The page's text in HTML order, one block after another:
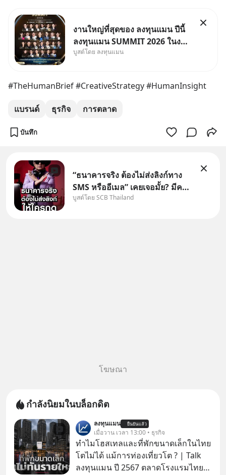
งานใหญ่ที่สุดของ ลงทุนแมน ปีนี้
ลงทุนแมน SUMMIT 2026 ในงาน
นี้จะมีเจ้าของธุรกิจ Dr.PONG,
MizuMi, KARMART, อิชิตัน มา
บูสต์โดย ลงทุนแมน
#TheHumanBrief #CreativeStrategy #HumanInsight
แบรนด์ ธุรกิจ การตลาด
บันทึก
“ธนาคารจริง ต้องไม่ส่งลิงก์ทาง
SMS หรืออีเมล” เคยเจอมั้ย? มีคน
อ้างว่าโทรจากธนาคาร บอกว่า
บูสต์โดย SCB Thailand
โฆษณา
กำลังนิยมในบล็อกดิต
ลงทุนแมน ยืนยันแล้ว
เมื่อวาน เวลา 13:00 • ธุรกิจ
ทำไมโฮสเทลและที่พักขนาดเล็กในไทย
โตไม่ได้ แม้การท่องเที่ยวโต ? | Talk
ลงทุนแมน ปี 2567 ตลาดโรงแรมไทย